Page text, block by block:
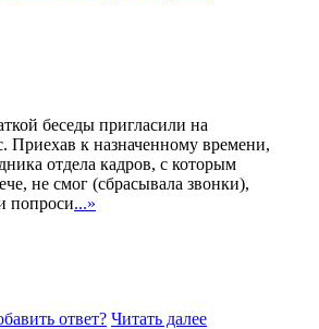
беседы пригласили на
Приехав к назначенному времени,
отдела кадров, с которым
не смог (сбрасывала звонки),
попроси...»
ответ? Читать далее